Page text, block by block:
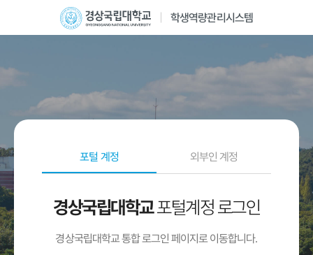
학생역량관리시스템
포털 계정 외부인 계정
경상국립대학교포털계정 로그인
경상국립대학교 통합 로그인 페이지로 이동합니다.